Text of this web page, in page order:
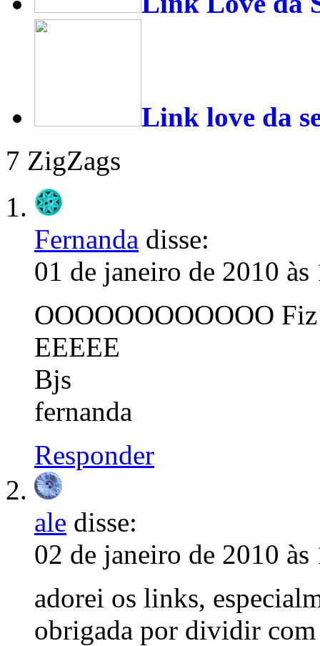
Link love da
7 ZigZags
Fernanda disse:
01 de janeiro de 2010 às
OOOOOOOOOOOO
EEEEE
Bjs
fernanda
Responder
ale disse:
02 de janeiro de 2010 às
adorei os links,
obrigada por dividir com